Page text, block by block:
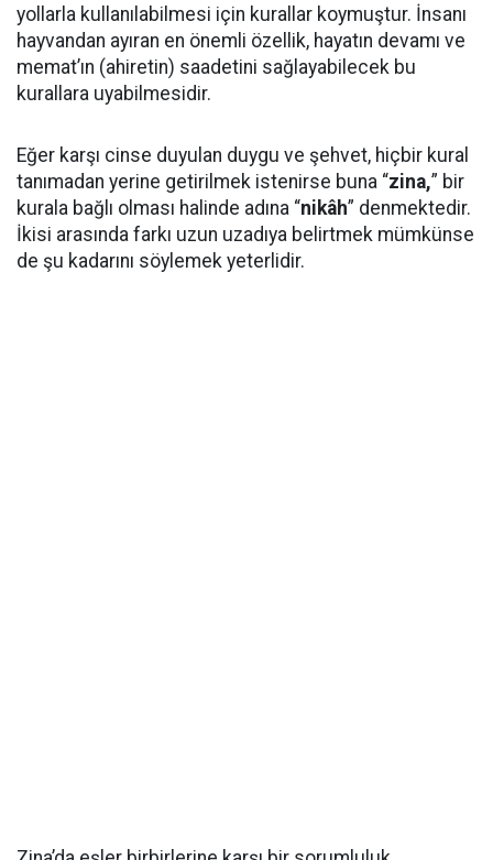
yollarla kullanılabilmesi için kurallar koymuştur. İnsanı
hayvandan ayıran en önemli özellik, hayatın devamı ve
memat’ın (ahiretin) saadetini sağlayabilecek bu
kurallara uyabilmesidir.
Eğer karşı cinse duyulan duygu ve şehvet, hiçbir kural
tanımadan yerine getirilmek istenirse buna “zina,” bir
kurala bağlı olması halinde adına “nikâh” denmektedir.
İkisi arasında farkı uzun uzadıya belirtmek mümkünse
de şu kadarını söylemek yeterlidir.